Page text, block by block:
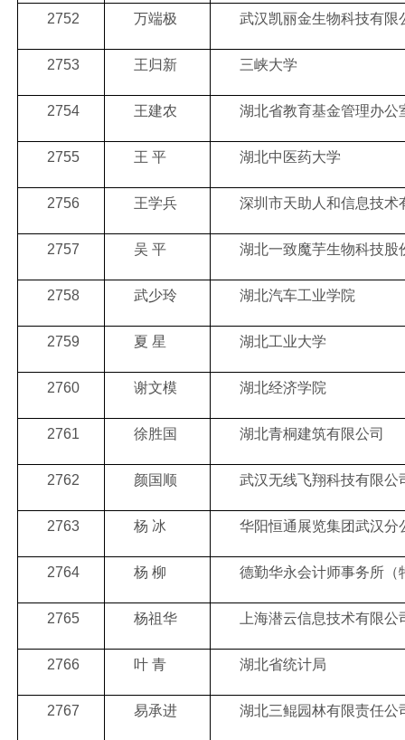
2752 万端极 武汉凯丽金生物科技有限
2753 王归新 三峡大学
2754 王建农 湖北省教育基金管理办公
2755 王 平 湖北中医药大学
2756 王学兵 深圳市天助人和信息技术
2757 吴 平 湖北一致魔芋生物科技股
2758 武少玲 湖北汽车工业学院
2759 夏 星 湖北工业大学
2760 谢文模 湖北经济学院
2761 徐胜国 湖北青桐建筑有限公司
2762 颜国顺 武汉无线飞翔科技有限公
2763 杨 冰 华阳恒通展览集团武汉分
2764 杨 柳 德勤华永会计师事务所
2765 杨祖华 上海潜云信息技术有限公
2766 叶 青 湖北省统计局
2767 易承进 湖北三鲲园林有限责任公